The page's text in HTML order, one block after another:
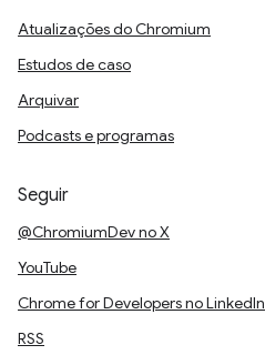
Atualizações do Chromium
Estudos de caso
Arquivar
Podcasts e programas
Seguir
@ChromiumDev no X
YouTube
Chrome for Developers no LinkedIn
RSS